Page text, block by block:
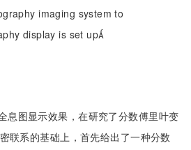
imaging system to
display is set up
息图显示效果，在研究了分数傅里叶变
联系的基础上，首先给出了一种分数